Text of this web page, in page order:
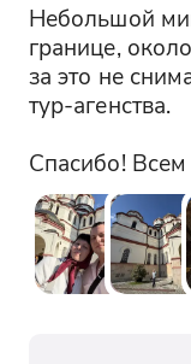
Небольшой
границе,
за это не
тур-агенства.
Спасибо!